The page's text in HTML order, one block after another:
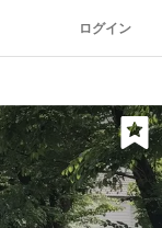
ログイン